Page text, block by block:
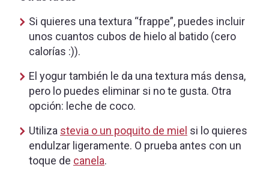
Si quieres una textura “frappe”, puedes incluir
unos cuantos cubos de hielo al batido (cero
calorías :)).
El yogur también le da una textura más densa,
pero lo puedes eliminar si no te gusta. Otra
opción: leche de coco.
Utiliza stevia o un poquito de miel si lo quieres
endulzar ligeramente. O prueba antes con un
toque de canela.